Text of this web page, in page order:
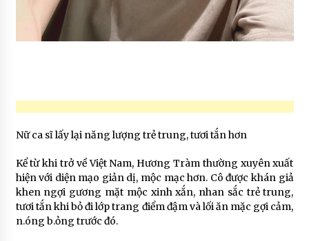
Nữ ca sĩ lấy lại năng lượng trẻ trung, tươi tắn hơn
Kể từ khi trở về Việt Nam, Hương Tràm thường xuyên xuất
hiện với diện mạo giản dị, mộc mạc hơn. Cô được khán giả
khen ngợi gương mặt mộc xinh xắn, nhan sắc trẻ trung,
tươi tắn khi bỏ đi lớp trang điểm đậm và lối ăn mặc gợi cảm,
n.óng b.ỏng trước đó.